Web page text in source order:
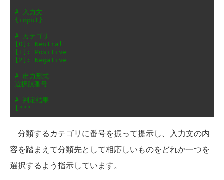
# 入力文
{input}
# カテゴリ
[0]: Neutral
[1]: Positive
[2]: Negative
# 出力形式
選択肢番号
# 判定結果
["""
分類するカテゴリに番号を振って提示し、入力文の内
容を踏まえて分類先として相応しいものをどれか一つを
選択するよう指示しています。